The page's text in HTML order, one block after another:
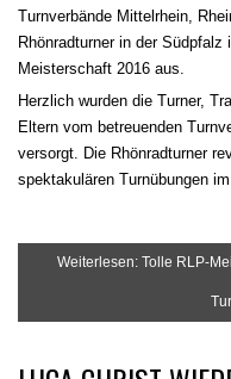
Turnverbände Mittelrhein,
Rhönradturner in der Südpfalz
Meisterschaft 2016 aus.
Herzlich wurden die Turner,
Eltern vom betreuenden
versorgt. Die Rhönradturner
spektakulären Turnübungen im
Weiterlesen: Tolle RLP-